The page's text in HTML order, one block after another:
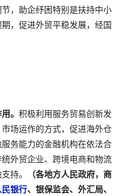
，助企纾困特别是扶持中小
，促进外贸平稳发展，经国
。 积极利用服务贸易创新发
场运作的方式，促进海外仓
务能力的金融机构在依法合
外贸企业、跨境电商和物流
持。
（各地方人民政府，商
民银行、银保监会、外汇局、